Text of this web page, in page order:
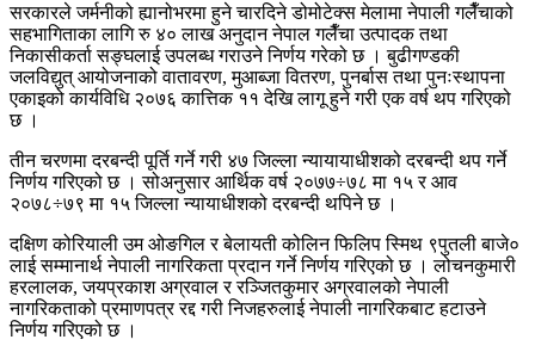
सरकारले जर्मनीको ह्यानोभरमा हुने चारदिने डोमोटेक्स मेलामा नेपाली गलैँचाको
सहभागिताका लागि रु ४० लाख अनुदान नेपाल गलैँचा उत्पादक तथा
निकासीकर्ता सङ्घलाई उपलब्ध गराउने निर्णय गरेको छ । बुढीगण्डकी
जलविद्युत् आयोजनाको वातावरण, मुआब्जा वितरण, पुनर्बास तथा पुनःस्थापना
एकाइको कार्यविधि २०७६ कात्तिक ११ देखि लागू हुने गरी एक वर्ष थप गरिएको
छ ।
तीन चरणमा दरबन्दी पूर्ति गर्ने गरी ४७ जिल्ला न्यायायाधीशको दरबन्दी थप गर्ने
निर्णय गरिएको छ । सोअनुसार आर्थिक वर्ष २०७७÷७८ मा १५ र आव
२०७८÷७९ मा १५ जिल्ला न्यायाधीशको दरबन्दी थपिने छ ।
दक्षिण कोरियाली उम ओङगिल र बेलायती कोलिन फिलिप स्मिथ ९पुतली बाजे०
लाई सम्मानार्थ नेपाली नागरिकता प्रदान गर्ने निर्णय गरिएको छ । लोचनकुमारी
हरलालक, जयप्रकाश अग्रवाल र रञ्जितकुमार अग्रवालको नेपाली
नागरिकताको प्रमाणपत्र रद्द गरी निजहरुलाई नेपाली नागरिकबाट हटाउने
निर्णय गरिएको छ ।